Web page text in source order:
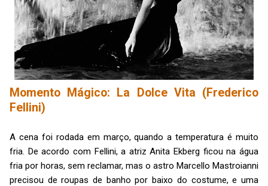
Momento Mágico: La Dolce Vita (Frederico
Fellini)
A cena foi rodada em março, quando a temperatura é muito
fria. De acordo com Fellini, a atriz Anita Ekberg ficou na água
fria por horas, sem reclamar, mas o astro Marcello Mastroianni
precisou de roupas de banho por baixo do costume, e uma